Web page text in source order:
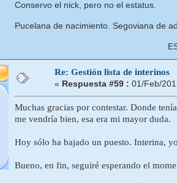
Conservo el nick, pero no el estatus.
Pucelana de nacimiento. Segoviana de
Re: Gestión lista de interinos
« Respuesta #59 : 01/Feb/
Muchas gracias por contestar. Donde
me vendría bien, esa era mi mayor duda.
Hoy sólo ha bajado un puesto. Interina,
Bueno, en fin, seguiré esperando el